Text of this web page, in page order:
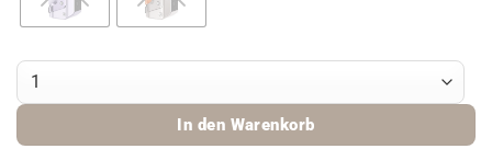
Geekvape Aegis Solo 3 Mod Akkuträger Menge
In den Warenkorb